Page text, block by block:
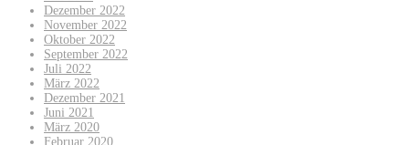
Dezember 2022
November 2022
Oktober 2022
September 2022
Juli 2022
März 2022
Dezember 2021
Juni 2021
März 2020
Februar 2020